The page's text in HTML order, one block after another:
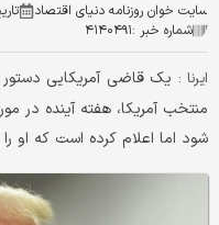
سایت خوان روزنامه دنیای اقتصاد
شماره خبر :۴۱۴۰۴۹۱
ایرنا : یک قاضی آمریکایی
منتخب آمریکا، هفته آینده در
شود اما اعلام کرده است که او